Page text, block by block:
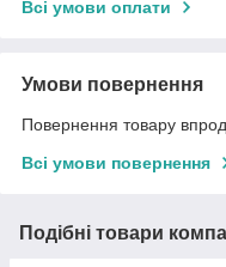
Всі умови оплати
Умови повернення
Повернення товару
Всі умови повернення
Подібні товари